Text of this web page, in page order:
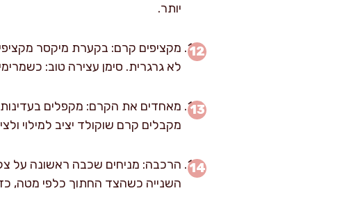
יותר.
לא גרגרית. סימן עצירה טוב:
מקבלים קרם שוקולד יציב למילוי ולציפוי דק.
השנייה כשהצד החתוך כלפי מטה,